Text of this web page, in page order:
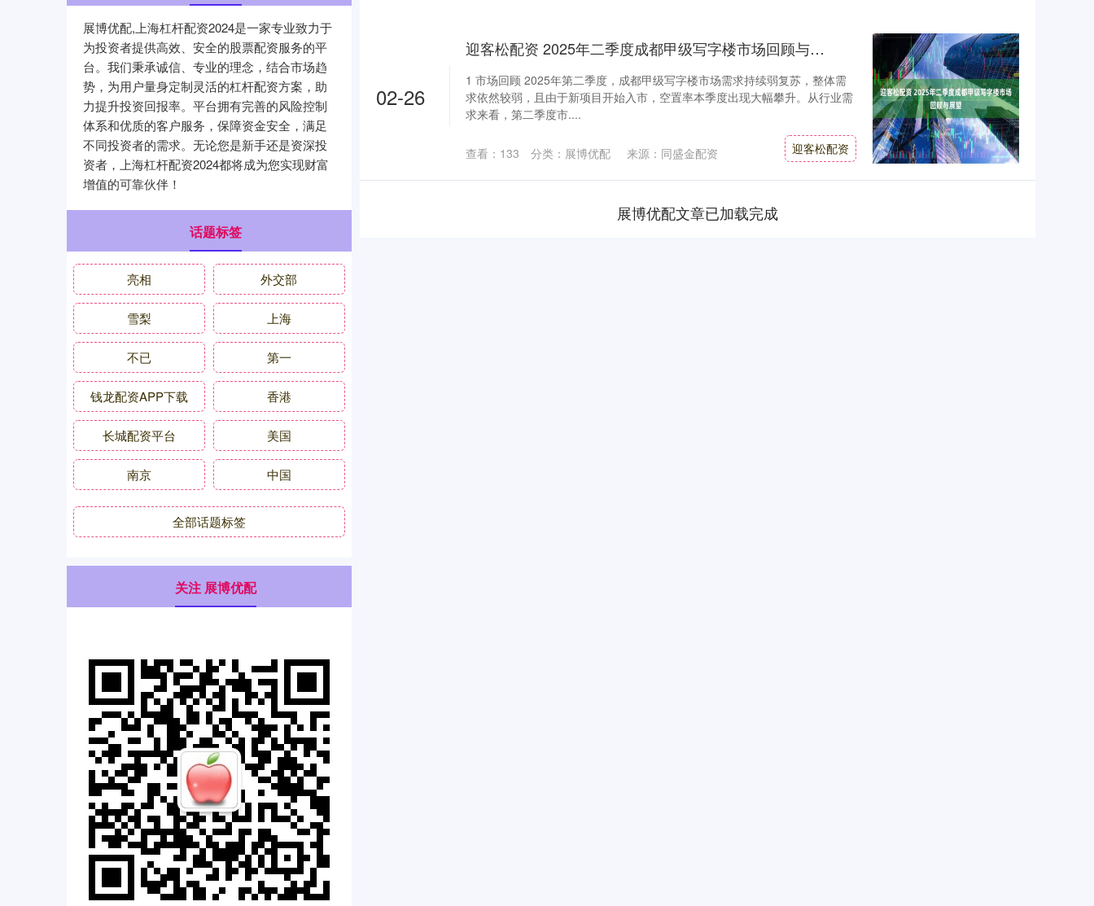
02-26
迎客松配资 2025年二季度成都甲级写字楼市场回顾与展望
1 市场回顾 2025年第二季度，成都甲级写字楼市场需求持续弱复苏，整体需
求依然较弱，且由于新项目开始入市，空置率本季度出现大幅攀升。从行业需
求来看，第二季度市....
迎客松配资
来源：同盛金配资
查看： 133 分类： 展博优配
展博优配文章已加载完成
展博优配,上海杠杆配资2024是一家专业致力于
为投资者提供高效、安全的股票配资服务的平
台。我们秉承诚信、专业的理念，结合市场趋
势，为用户量身定制灵活的杠杆配资方案，助
力提升投资回报率。平台拥有完善的风险控制
体系和优质的客户服务，保障资金安全，满足
不同投资者的需求。无论您是新手还是资深投
资者，上海杠杆配资2024都将成为您实现财富
增值的可靠伙伴！
话题标签
亮相 外交部
雪梨 上海
不已 第一
钱龙配资APP下载 香港
长城配资平台 美国
南京 中国
全部话题标签
关注 展博优配